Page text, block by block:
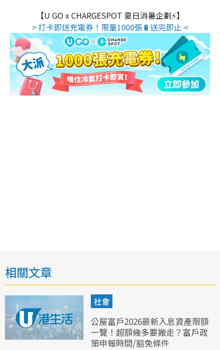
【U GO x CHARGESPOT 夏日消暑企劃⚡】
> 打卡即送充電券！限量1000張🔋送完即止 <
相關文章
社會
公屋富戶2026最新入息資產限額
一覽！超額幾多要搬走？富戶政
策申報時間/豁免條件